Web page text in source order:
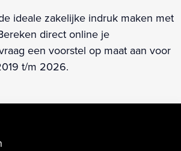
ideale zakelijke indruk maken met
direct online je
een voorstel op maat aan voor
t/m 2026.